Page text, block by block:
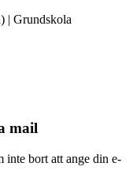
| Grundskola
mail
inte bort att ange din e-